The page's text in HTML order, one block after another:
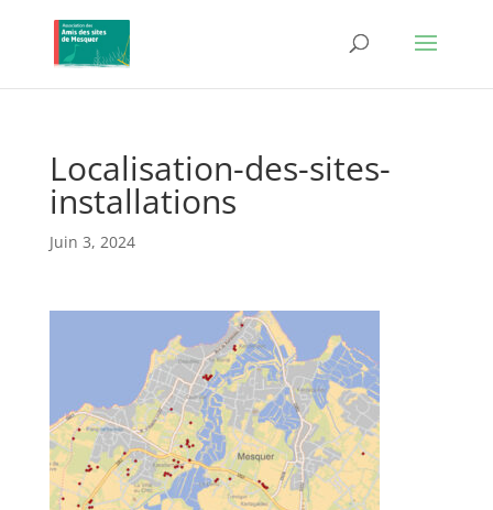
Localisation-des-sites-
installations
Juin 3, 2024